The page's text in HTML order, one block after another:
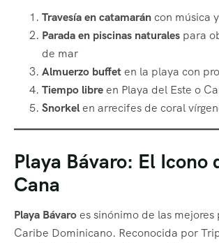
Travesía en catamaráncon música
Parada en piscinas naturales para
de mar
Almuerzo buffeten la playa con
Tiempo libreen Playa del Este o
Snorkelen arrecifes de coral
Playa Bávaro: El Icono
Cana
Playa Bávaroes sinónimo de las mejores
Caribe Dominicano. Reconocida por